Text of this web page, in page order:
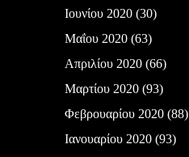
Ιουνίου 2020(30)
Μαΐου 2020(63)
Απριλίου 2020(66)
Μαρτίου 2020(93)
Φεβρουαρίου 2020(88)
Ιανουαρίου 2020(93)